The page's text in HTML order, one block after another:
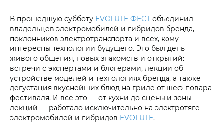
В прошедшую субботу EVOLUTE ФЕСТ объединил
владельцев электромобилей и гибридов бренда,
поклонников электротранспорта и всех, кому
интересны технологии будущего. Это был день
живого общения, новых знакомств и открытий:
встречи с экспертами и блогерами, лекции об
устройстве моделей и технологиях бренда, а также
дегустация вкуснейших блюд на гриле от шеф-повара
фестиваля. И все это — от кухни до сцены и зоны
лекций — работало исключительно на электротяге
электромобилей и гибридов EVOLUTE.